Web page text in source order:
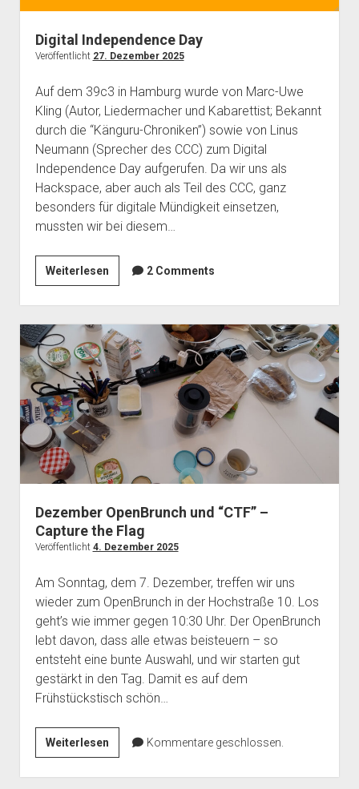
Telefon
Webservices
Der Verein
Beitragsordnung
(Förder)Mitglied werden
Spenden
Digital Independence Day
Veröffentlicht 27. Dezember 2025
Auf dem 39c3 in Hamburg wurde von Marc-Uwe
Kling (Autor, Liedermacher und Kabarettist; Bekannt
durch die “Känguru-Chroniken”) sowie von Linus
Neumann (Sprecher des CCC) zum Digital
Independence Day aufgerufen. Da wir uns als
Hackspace, aber auch als Teil des CCC, ganz
besonders für digitale Mündigkeit einsetzen,
mussten wir bei diesem…
WeiterlesenDigital
Independence
Day
2 Comments
Dezember OpenBrunch und “CTF” –
Capture the Flag
Veröffentlicht 4. Dezember 2025
Am Sonntag, dem 7. Dezember, treffen wir uns
wieder zum OpenBrunch in der Hochstraße 10. Los
geht’s wie immer gegen 10:30 Uhr. Der OpenBrunch
lebt davon, dass alle etwas beisteuern – so
entsteht eine bunte Auswahl, und wir starten gut
gestärkt in den Tag. Damit es auf dem
Frühstückstisch schön…
WeiterlesenDezember
OpenBrunch
und
Kommentare geschlossen.